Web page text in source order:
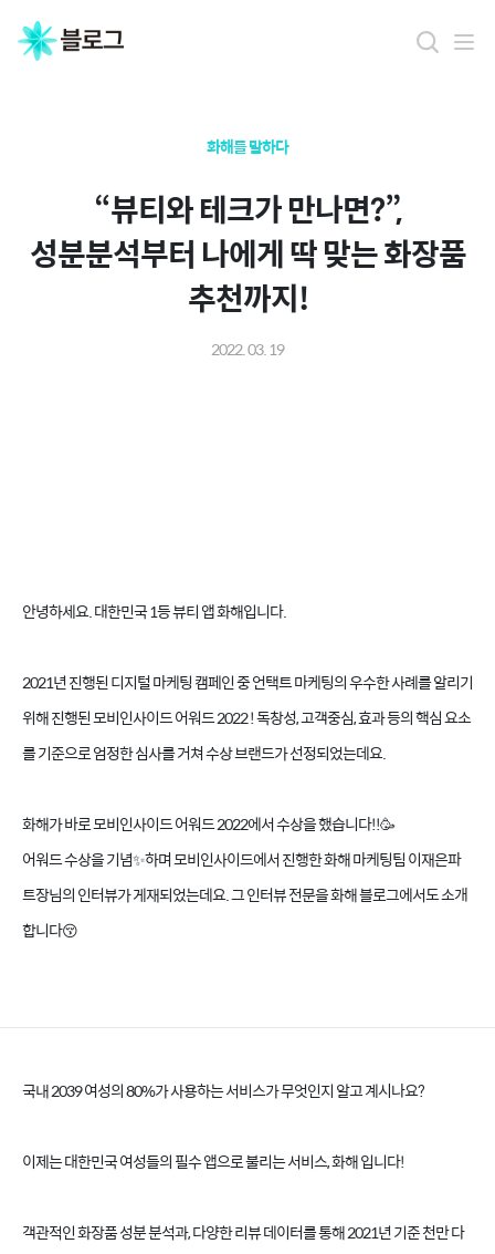
화해를 말하다
“뷰티와 테크가 만나면?”,
성분분석부터 나에게 딱 맞는 화장품
추천까지!
2022. 03. 19
안녕하세요. 대한민국 1등 뷰티 앱 화해입니다.
2021년 진행된 디지털 마케팅 캠페인 중 언택트 마케팅의 우수한 사례를 알리기
위해 진행된 모비인사이드 어워드 2022 ! 독창성, 고객중심, 효과 등의 핵심 요소
를 기준으로 엄정한 심사를 거쳐 수상 브랜드가 선정되었는데요.
화해가 바로 모비인사이드 어워드 2022에서 수상을 했습니다!!🥳
어워드 수상을 기념✨하며 모비인사이드에서 진행한 화해 마케팅팀 이재은파
트장님의 인터뷰가 게재되었는데요. 그 인터뷰 전문을 화해 블로그에서도 소개
합니다😚
국내 2039 여성의 80%가 사용하는 서비스가 무엇인지 알고 계시나요?
이제는 대한민국 여성들의 필수 앱으로 불리는 서비스, 화해 입니다!
객관적인 화장품 성분 분석과, 다양한 리뷰 데이터를 통해 2021년 기준 천만 다